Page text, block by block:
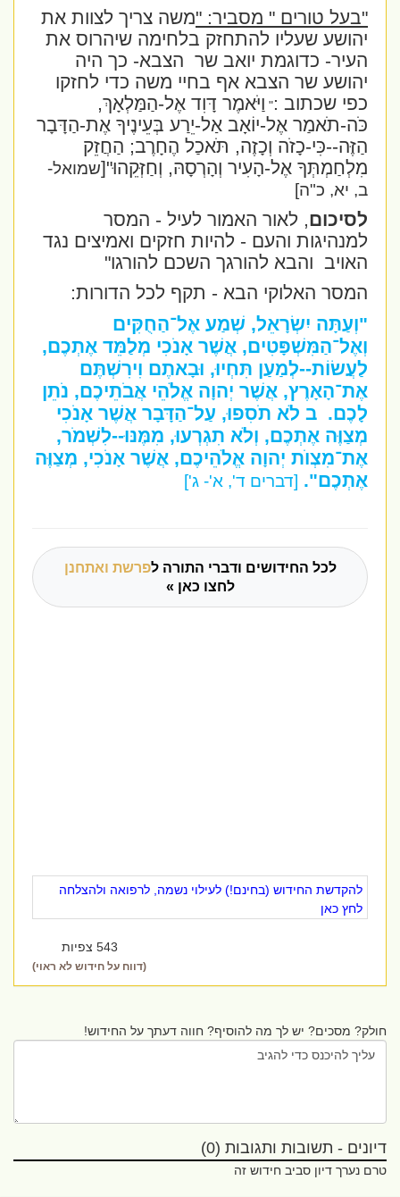
"בעל טורים " מסביר: " משה צריך לצוות את
יהושע שעליו להתחזק בלחימה שיהרוס את
העיר- כדוגמת יואב שר הצבא- כך היה
יהושע שר הצבא אף בחיי משה כדי לחזקו
כפי שכתוב :" וַיֹּאמֶר דָּוִד אֶל-הַמַּלְאָךְ,
כֹּה-תֹאמַר אֶל-יוֹאָב אַל-יֵרַע בְּעֵינֶיךָ אֶת-הַדָּבָר
הַזֶּה--כִּי-כָזֹה וְכָזֶה, תֹּאכַל הֶחָרֶב; הַחֲזֵק
מִלְחַמְתְּךָ אֶל-הָעִיר וְהָרְסָהּ, וְחַזְּקֵהוּ"[שמואל-
ב, יא, כ"ה]
לסיכום, לאור האמור לעיל - המסר
למנהיגות והעם - להיות חזקים ואמיצים נגד
האויב והבא להורגך השכם להורגו"
המסר האלוקי הבא - תקף לכל הדורות:
"וְעַתָּה יִשְׂרָאֵל, שְׁמַע אֶל־הַחֻקִּים
וְאֶל־הַמִּשְׁפָּטִים, אֲשֶׁר אָנֹכִי מְלַמֵּד אֶתְכֶם,
לַעֲשׂוֹת--לְמַעַן תִּחְיוּ, וּבָאתֶם וִירִשְׁתֶּם
אֶת־הָאָרֶץ, אֲשֶׁר יְהוָה אֱלֹהֵי אֲבֹתֵיכֶם, נֹתֵן
לָכֶם. ב לֹא תֹסִפוּ, עַל־הַדָּבָר אֲשֶׁר אָנֹכִי
מְצַוֶּה אֶתְכֶם, וְלֹא תִגְרְעוּ, מִמֶּנּוּ--לִשְׁמֹר,
אֶת־מִצְוֺת יְהוָה אֱלֹהֵיכֶם, אֲשֶׁר אָנֹכִי, מְצַוֶּה
אֶתְכֶם". [דברים ד', א'- ג']
לכל החידושים ודברי התורה לפרשת ואתחנן
לחצו כאן »
להקדשת החידוש (בחינם!) לעילוי נשמה, לרפואה ולהצלחה
לחץ כאן
543 צפיות
(דווח על חידוש לא ראוי)
חולק? מסכים? יש לך מה להוסיף? חווה דעתך על החידוש!
דיונים - תשובות ותגובות (0)
טרם נערך דיון סביב חידוש זה